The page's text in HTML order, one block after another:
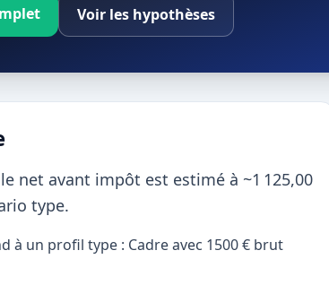
Voir les hypothèses
net avant impôt est estimé à ~1 125,00
type.
à un profil type : Cadre avec 1500 € brut